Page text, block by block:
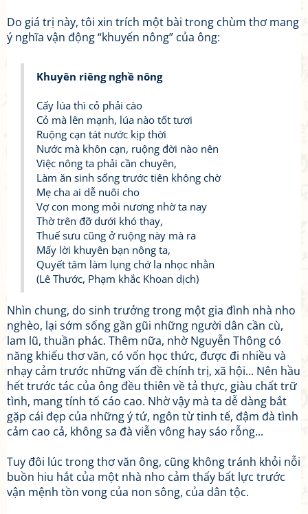
Do giá trị này, tôi xin trích một bài trong chùm thơ mang
ý nghĩa vận động “khuyến nông” của ông:
Khuyên riêng nghề nông
Cấy lúa thì cỏ phải cào
Cỏ mà lên mạnh, lúa nào tốt tươi
Ruộng cạn tát nước kịp thời
Nước mà khôn cạn, ruộng đời nào nên
Việc nông ta phải cần chuyên,
Làm ăn sinh sống trước tiên không chờ
Mẹ cha ai dễ nuôi cho
Vợ con mong mỏi nương nhờ ta nay
Thờ trên đỡ dưới khó thay,
Thuế sưu cũng ở ruộng này mà ra
Mấy lời khuyên bạn nông ta,
Quyết tâm làm lụng chớ la nhọc nhằn
(Lê Thước, Phạm khắc Khoan dịch)
Nhìn chung, do sinh trưởng trong một gia đình nhà nho
nghèo, lại sớm sống gần gũi những người dân cần cù,
lam lũ, thuần phác. Thêm nữa, nhờ Nguyễn Thông có
năng khiếu thơ văn, có vốn học thức, được đi nhiều và
nhạy cảm trước những vấn đề chính trị, xã hội... Nên hầu
hết trước tác của ông đều thiên về tả thực, giàu chất trữ
tình, mang tính tố cáo cao. Nhờ vậy mà ta dễ dàng bắt
gặp cái đẹp của những ý tứ, ngôn từ tinh tế, đậm đà tình
cảm cao cả, không sa đà viễn vông hay sáo rỗng...
Tuy đôi lúc trong thơ văn ông, cũng không tránh khỏi nỗi
buồn hiu hắt của một nhà nho cảm thấy bất lực trước
vận mệnh tồn vong của non sông, của dân tộc.